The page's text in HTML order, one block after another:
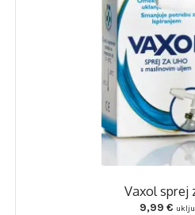
Vaxol sprej
9,99 €